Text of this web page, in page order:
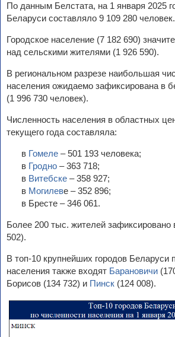
По данным Белстата, на 1 января 2025
Беларуси составляло 9 109 280 человек.
Городское население (7 182 690)
над сельскими жителями (1 926 590).
В региональном разрезе наибольшая
населения ожидаемо зафиксирована в
(1 996 730 человек).
Численность населения в областных
текущего года составляла:
в Гомеле – 501 193 человека;
в Гродно – 363 718;
в Витебске – 358 927;
в Могилеве – 352 896;
в Бресте – 346 061.
Более 200 тыс. жителей зафиксировано
502).
В топ-10 крупнейших городов Беларуси
населения также входят Барановичи
Борисов (134 732) и Пинск (124 008).